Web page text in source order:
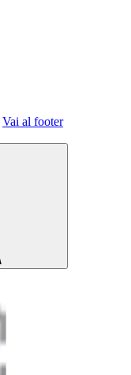
Vai al footer